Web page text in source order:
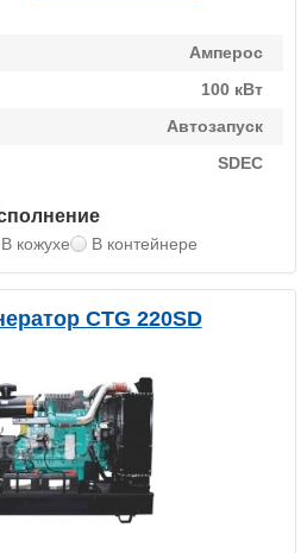
Амперос
100 кВт
Автозапуск
SDEC
В кожухе В контейнере
CTG 220SD